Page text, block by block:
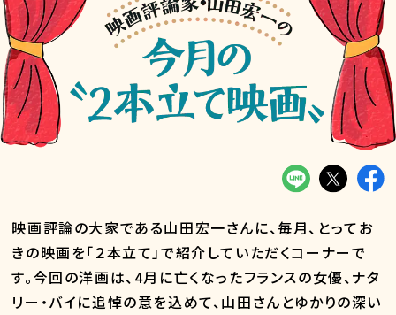
映画評論の大家である山田宏一さんに、毎月、とってお
きの映画を「２本立て」で紹介していただくコーナーで
す。今回の洋画は、4月に亡くなったフランスの女優、ナタ
リー・バイに追悼の意を込めて、山田さんとゆかりの深い